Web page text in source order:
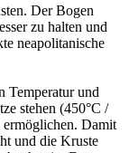
Der Bogen
zu halten und
neapolitanische
Temperatur und
stehen (450°C /
ermöglichen. Damit
und die Kruste